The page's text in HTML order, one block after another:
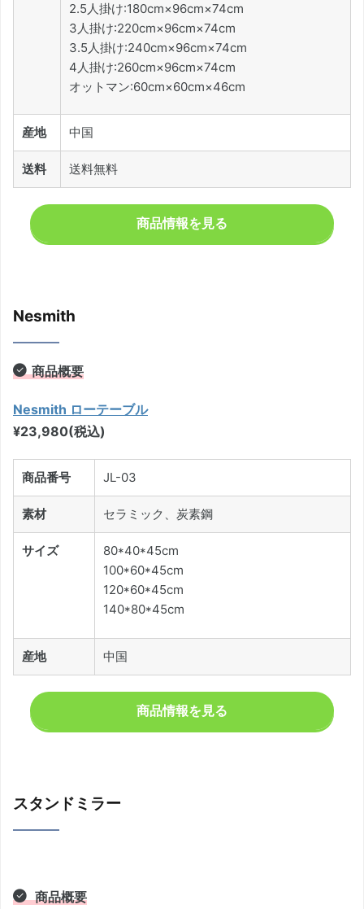
2.5人掛け:180cm×96cm×74cm
3人掛け:220cm×96cm×74cm
3.5人掛け:240cm×96cm×74cm
4人掛け:260cm×96cm×74cm
オットマン:60cm×60cm×46cm
産地 中国
送料 送料無料
商品情報を見る
Nesmith
商品概要
Nesmith ローテーブル
¥23,980(税込)
商品番号 JL-03
素材 セラミック、炭素鋼
サイズ
80*40*45cm
100*60*45cm
120*60*45cm
140*80*45cm
産地 中国
商品情報を見る
スタンドミラー
商品概要